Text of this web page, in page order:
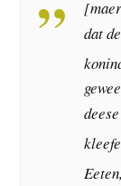
dat de
kleefe